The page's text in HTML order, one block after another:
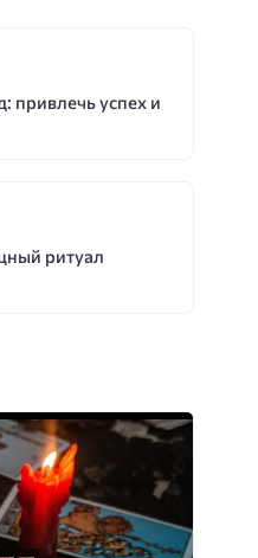
привлечь успех и
ритуал